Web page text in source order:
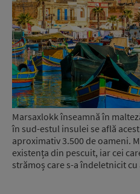
Marsaxlokk înseamnă în
în sud-estul insulei se află
aproximativ 3.500 de oameni.
existența din pescuit, iar cei
strămoș care s-a îndeletnicit cu